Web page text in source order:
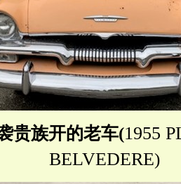
贵族开的老车(1955
BELVEDERE)